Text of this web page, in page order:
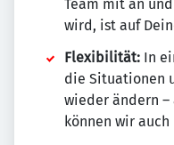
Team mit an
wird, ist auf
Flexibilität: In
die Situationen
wieder ändern –
können wir auch